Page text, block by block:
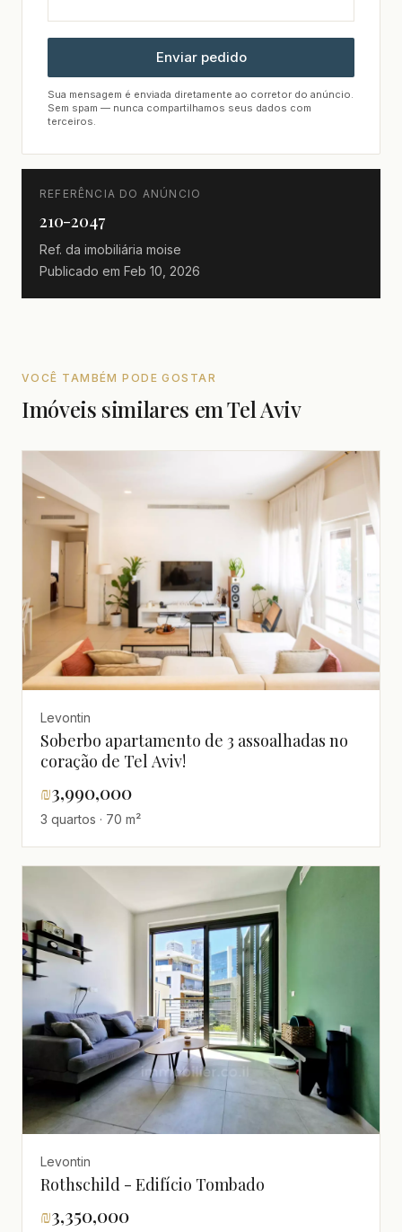
Enviar pedido
Sua mensagem é enviada diretamente ao corretor do anúncio.
Sem spam — nunca compartilhamos seus dados com
terceiros.
REFERÊNCIA DO ANÚNCIO
210-2047
Ref. da imobiliária moise
Publicado em Feb 10, 2026
VOCÊ TAMBÉM PODE GOSTAR
Imóveis similares em Tel Aviv
Levontin
Soberbo apartamento de 3 assoalhadas no
coração de Tel Aviv!
₪3,990,000
3 quartos · 70 m²
Levontin
Rothschild - Edifício Tombado
₪3,350,000